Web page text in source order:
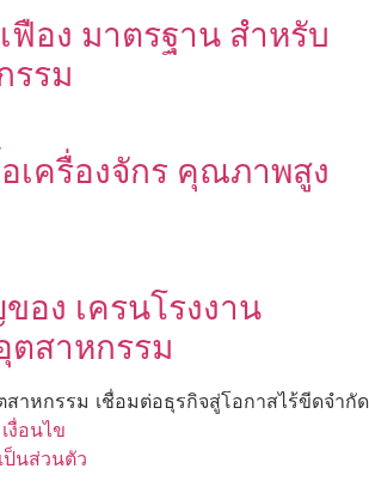
ฟือง มาตรฐาน สำหรับ
รรม
เครื่องจักร คุณภาพสูง
อง เครนโรงงาน
ตสาหกรรม
าหกรรม เชื่อมต่อธุรกิจสู่โอกาสไร้ขีดจำกัด
งื่อนไข
ป็นส่วนตัว